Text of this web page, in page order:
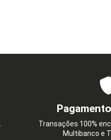
Transações 100%
Multibanco e